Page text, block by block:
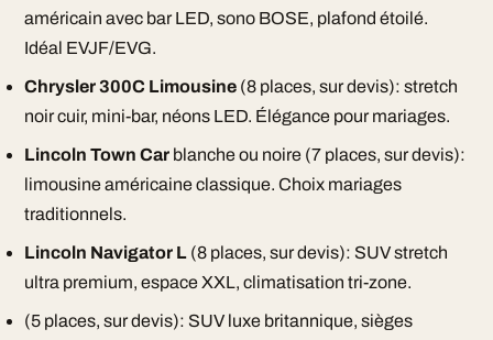
américain avec bar LED, sono BOSE, plafond étoilé.
Idéal EVJF/EVG.
Chrysler 300C Limousine(8 places, sur devis): stretch
noir cuir, mini-bar, néons LED. Élégance pour mariages.
Lincoln Town Carblanche ou noire (7 places, sur devis):
limousine américaine classique. Choix mariages
traditionnels.
Lincoln Navigator L(8 places, sur devis): SUV stretch
ultra premium, espace XXL, climatisation tri-zone.
(5 places, sur devis): SUV luxe britannique, sièges